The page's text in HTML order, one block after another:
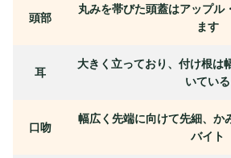
頭部
丸みを帯びた頭蓋はアップル
ます
耳
大きく立っており、付け根は
いている
口吻
幅広く先端に向けて先細、か
バイト